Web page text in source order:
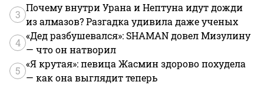
3
Почему внутри Урана и Нептуна идут дожди
из алмазов? Разгадка удивила даже ученых
4
«Дед разбушевался»: SHAMAN довел Мизулину
— что он натворил
5
«Я крутая»: певица Жасмин здорово похудела
— как она выглядит теперь